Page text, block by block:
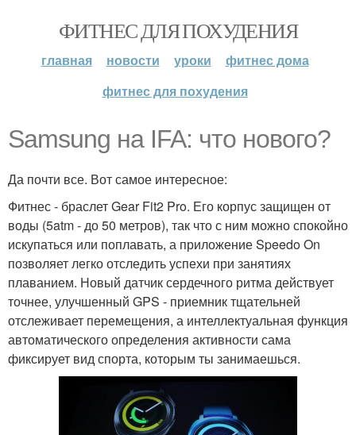
ФИТНЕС ДЛЯ ПОХУДЕНИЯ
главная новости уроки
фитнес дома
фитнес для похудения
Samsung на IFA: что нового?
Да почти все. Вот самое интересное:
Фитнес - браслет Gear Fit2 Pro. Его корпус защищен от
воды (5atm - до 50 метров), так что с ним можно спокойно
искупаться или поплавать, а приложение Speedo On
позволяет легко отследить успехи при занятиях
плаванием. Новый датчик сердечного ритма действует
точнее, улучшенный GPS - приемник тщательней
отслеживает перемещения, а интеллектуальная функция
автоматического определения активности сама
фиксирует вид спорта, которым ты занимаешься.